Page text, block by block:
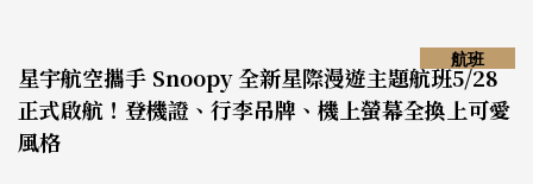
星宇航空攜手 Snoopy 全新星際漫遊主題航班5/28
正式啟航！登機證、行李吊牌、機上螢幕全換上可愛
風格
航班